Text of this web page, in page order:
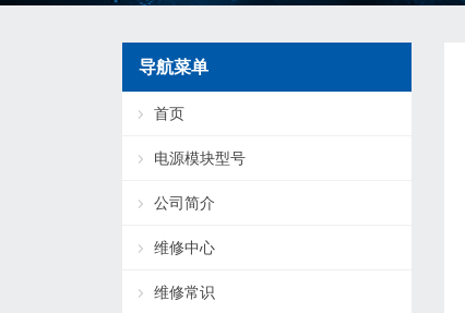
导航菜单
首页
电源模块型号
公司简介
维修中心
维修常识